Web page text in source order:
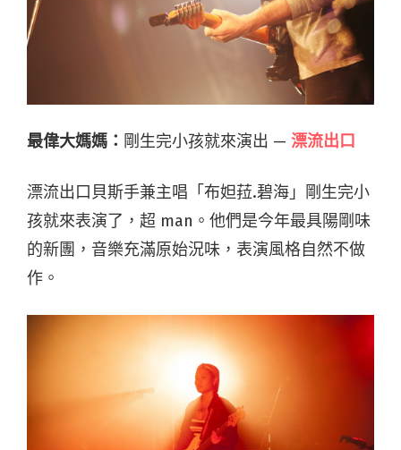
最偉大媽媽： 剛生完小孩就來演出 — 漂流出口
漂流出口貝斯手兼主唱「布妲菈.碧海」剛生完小
孩就來表演了，超 man。他們是今年最具陽剛味
的新團，音樂充滿原始況味，表演風格自然不做
作。